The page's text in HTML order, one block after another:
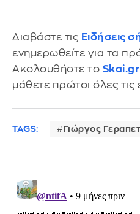
Διαβάστε τις Ειδήσεις
ενημερωθείτε για τα
Ακολουθήστε το
μάθετε πρώτοι όλες τις
TAGS: Γιώργος